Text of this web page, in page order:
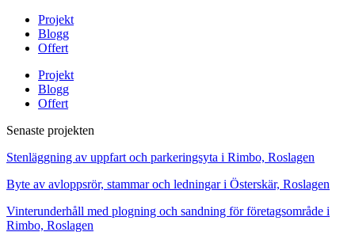
Projekt
Blogg
Offert
Projekt
Blogg
Offert
Senaste projekten
Stenläggning av uppfart och parkeringsyta i Rimbo, Roslagen
Byte av avloppsrör, stammar och ledningar i Österskär, Roslagen
Vinterunderhåll med plogning och sandning för företagsområde i
Rimbo, Roslagen